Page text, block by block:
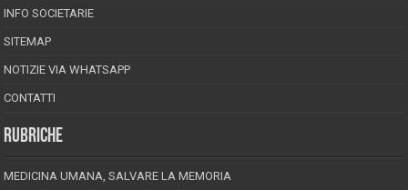
INFO SOCIETARIE
SITEMAP
NOTIZIE VIA WHATSAPP
CONTATTI
RUBRICHE
MEDICINA UMANA, SALVARE LA MEMORIA